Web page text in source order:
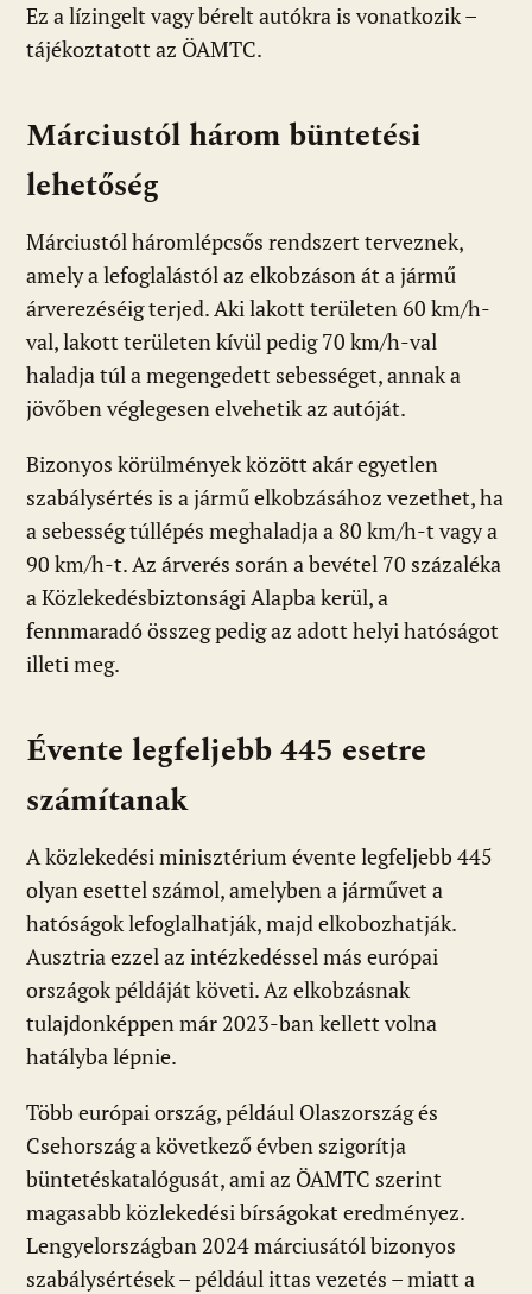
Ez a lízingelt vagy bérelt autókra is vonatkozik –
tájékoztatott az ÖAMTC.
Márciustól három büntetési
lehetőség
Márciustól háromlépcsős rendszert terveznek,
amely a lefoglalástól az elkobzáson át a jármű
árverezéséig terjed. Aki lakott területen 60 km/h-
val, lakott területen kívül pedig 70 km/h-val
haladja túl a megengedett sebességet, annak a
jövőben véglegesen elvehetik az autóját.
Bizonyos körülmények között akár egyetlen
szabálysértés is a jármű elkobzásához vezethet, ha
a sebesség túllépés meghaladja a 80 km/h-t vagy a
90 km/h-t. Az árverés során a bevétel 70 százaléka
a Közlekedésbiztonsági Alapba kerül, a
fennmaradó összeg pedig az adott helyi hatóságot
illeti meg.
Évente legfeljebb 445 esetre
számítanak
A közlekedési minisztérium évente legfeljebb 445
olyan esettel számol, amelyben a járművet a
hatóságok lefoglalhatják, majd elkobozhatják.
Ausztria ezzel az intézkedéssel más európai
országok példáját követi. Az elkobzásnak
tulajdonképpen már 2023-ban kellett volna
hatályba lépnie.
Több európai ország, például Olaszország és
Csehország a következő évben szigorítja
büntetéskatalógusát, ami az ÖAMTC szerint
magasabb közlekedési bírságokat eredményez.
Lengyelországban 2024 márciusától bizonyos
szabálysértések – például ittas vezetés – miatt a